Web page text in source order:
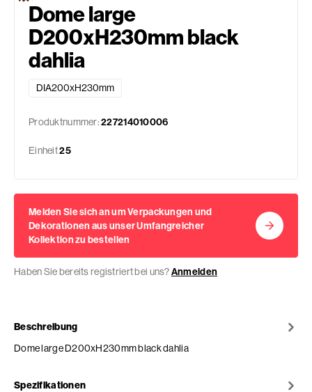
Dome large
D200xH230mm black
dahlia
DIA200xH230mm
Produktnummer:227214010006
Einheit25
Melden Sie sich an um Verpackungen und
Dekorationen aus unser Umfangreicher
Kollektion zu bestellen
Haben Sie bereits registriert bei uns?Anmelden
Beschreibung
Dome large D200xH230mm black dahlia
Spezifikationen